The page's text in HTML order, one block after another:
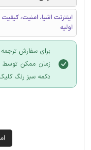
اینترنت اشیا، امنیت،
اولیه
برای سفارش ترجمه
زمان ممکن توسط
دکمه سبز رنگ